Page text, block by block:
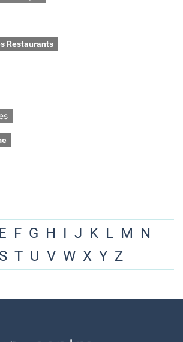
Restaurants
E F G H I J K L M N
S T U V W X Y Z